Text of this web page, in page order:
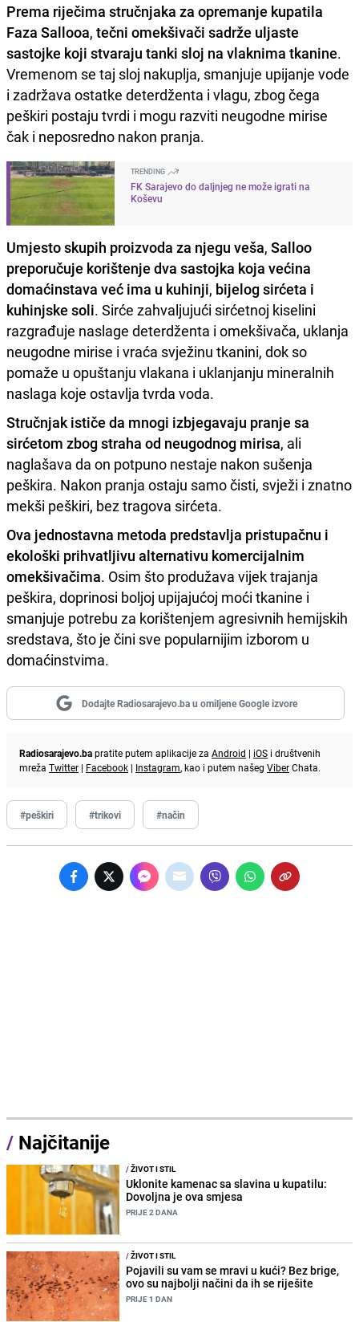
Prema riječima stručnjaka za opremanje kupatila
Faza Sallooa, tečni omekšivači sadrže uljaste
sastojke koji stvaraju tanki sloj na vlaknima tkanine.
Vremenom se taj sloj nakuplja, smanjuje upijanje vode
i zadržava ostatke deterdženta i vlagu, zbog čega
peškiri postaju tvrdi i mogu razviti neugodne mirise
čak i neposredno nakon pranja.
TRENDING
FK Sarajevo do daljnjeg ne može igrati na
Koševu
Umjesto skupih proizvoda za njegu veša, Salloo
preporučuje korištenje dva sastojka koja većina
domaćinstava već ima u kuhinji, bijelog sirćeta i
kuhinjske soli. Sirće zahvaljujući sirćetnoj kiselini
razgrađuje naslage deterdženta i omekšivača, uklanja
neugodne mirise i vraća svježinu tkanini, dok so
pomaže u opuštanju vlakana i uklanjanju mineralnih
naslaga koje ostavlja tvrda voda.
Stručnjak ističe da mnogi izbjegavaju pranje sa
sirćetom zbog straha od neugodnog mirisa, ali
naglašava da on potpuno nestaje nakon sušenja
peškira. Nakon pranja ostaju samo čisti, svježi i znatno
mekši peškiri, bez tragova sirćeta.
Ova jednostavna metoda predstavlja pristupačnu i
ekološki prihvatljivu alternativu komercijalnim
omekšivačima. Osim što produžava vijek trajanja
peškira, doprinosi boljoj upijajućoj moći tkanine i
smanjuje potrebu za korištenjem agresivnih hemijskih
sredstava, što je čini sve popularnijim izborom u
domaćinstvima.
Dodajte Radiosarajevo.ba u omiljene Google izvore
Radiosarajevo.bapratite putem aplikacije za Android | iOS i društvenih
mreža Twitter | Facebook | Instagram, kao i putem našeg ViberChata.
#peškiri #trikovi #način
/ Najčitanije
/ŽIVOT I STIL
Uklonite kamenac sa slavina u kupatilu:
Dovoljna je ova smjesa
PRIJE 2 DANA
/ŽIVOT I STIL
Pojavili su vam se mravi u kući? Bez brige,
ovo su najbolji načini da ih se riješite
PRIJE 1 DAN